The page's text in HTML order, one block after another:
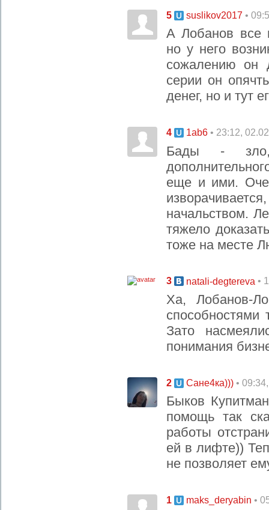
5 suslikov2017 •
А Лобанов все
но у него
сожалению он
серии он
денег, но и тут
4 1ab6 • 23:12,
Бады -
еще и ими.
начальством.
тяжело
тоже на месте
3 natali-degtereva •
Ха, Лобанов-
способностями
Зато
понимания
2 Сане4ка))) •
Быков
помощь так
работы
ей в лифте))
не позволяет
1 maks_deryabin •